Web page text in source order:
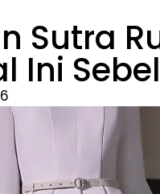
Sutra
Ini